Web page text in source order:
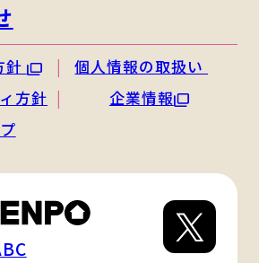
針
個人情報の取扱い
方針
企業情報